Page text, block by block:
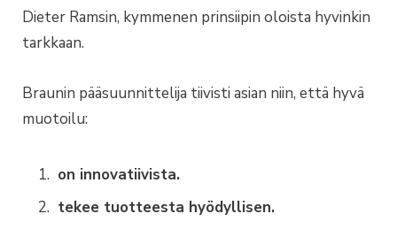
Dieter Ramsin, kymmenen prinsiipin oloista hyvinkin
tarkkaan.
Braunin pääsuunnittelija tiivisti asian niin, että hyvä
muotoilu:
on innovatiivista.
tekee tuotteesta hyödyllisen.